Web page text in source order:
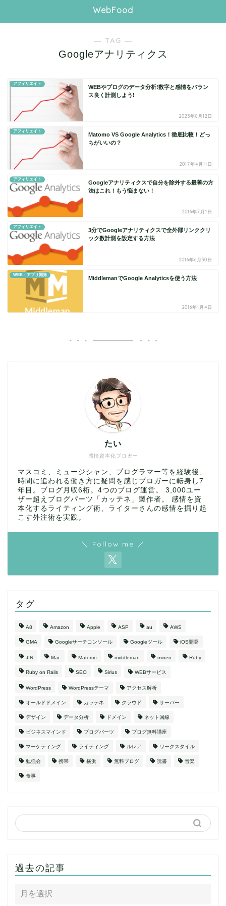
WebFood
― TAG ―
Googleアナリティクス
アフィリエイト
WEBやブログのデータ分析!数字と感情をバラン
ス良く計測しよう!
2025年8月12日
アフィリエイト
Matomo VS Google Analytics！徹底比較！どっ
ちがいいの？
2017年4月11日
アフィリエイト
Googleアナリティクスで自分を除外する最善の方
法はこれ！もう悩まない！
2016年7月1日
アフィリエイト
3分でGoogleアナリティクスで全外部リンククリ
ック数計測を設定する方法
2016年6月30日
WEB・アプリ開発
MiddlemanでGoogle Analyticsを使う方法
2016年1月4日
感情資本化ブロガー
たい
マスコミ、ミュージシャン、プログラマー等を経験後、
時間に追われる働き方に疑問を感じブロガーに転身し7
年目。ブログ月収6桁。4つのブログ運営。 3,000ユー
ザー超えブログパーツ「カッテネ」製作者。 感情を資
本化するライティング術、ライターさんの感情を掘り起
こす外注術を実践。
＼ Follow me ／
タグ
A8 Amazon Apple ASP au AWS
GMA Googleサーチコンソール Googleツール iOS開発
JIN Mac Matomo middleman mineo Ruby
Ruby on Rails SEO Sirius WEBサービス
WordPress WordPressテーマ アクセス解析
オールドドメイン カッテネ クラウド サーバー
デザイン データ分析 ドメイン ネット回線
ビジネスマインド ブログパーツ ブログ無料講座
マーケティング ライティング ルレア ワークスタイル
勉強会 携帯 横浜 無料ブログ 読書 音楽
食事
過去の記事